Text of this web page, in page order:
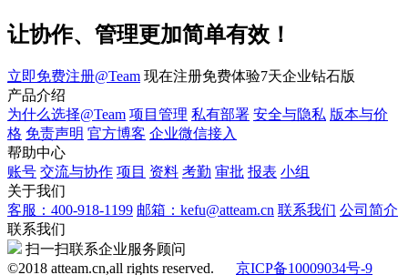
让协作、管理更加简单有效！
立即免费注册@Team 现在注册免费体验7天企业钻石版
产品介绍
为什么选择@Team 项目管理 私有部署 安全与隐私 版本与价
格 免责声明 官方博客 企业微信接入
帮助中心
账号 交流与协作 项目 资料 考勤 审批 报表 小组
关于我们
客服：400-918-1199 邮箱：kefu@atteam.cn 联系我们 公司简介
联系我们
扫一扫联系企业服务顾问
©2018 atteam.cn,all rights reserved. 京ICP备10009034号-9